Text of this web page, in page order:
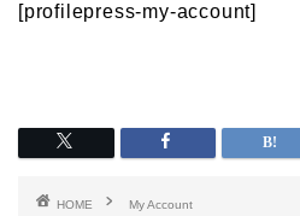
[profilepress-my-account]
HOME My Account